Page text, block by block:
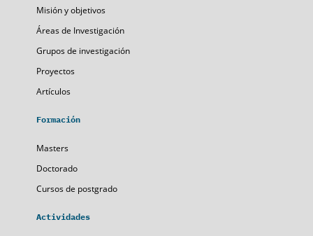
Misión y objetivos
Áreas de Investigación
Grupos de investigación
Proyectos
Artículos
Formación
Masters
Doctorado
Cursos de postgrado
Actividades